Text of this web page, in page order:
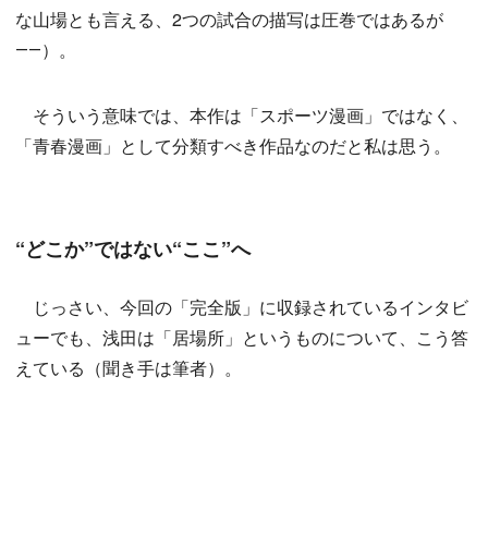
な山場とも言える、2つの試合の描写は圧巻ではあるが
――）。
そういう意味では、本作は「スポーツ漫画」ではなく、
「青春漫画」として分類すべき作品なのだと私は思う。
“どこか”ではない“ここ”へ
じっさい、今回の「完全版」に収録されているインタビ
ューでも、浅田は「居場所」というものについて、こう答
えている（聞き手は筆者）。